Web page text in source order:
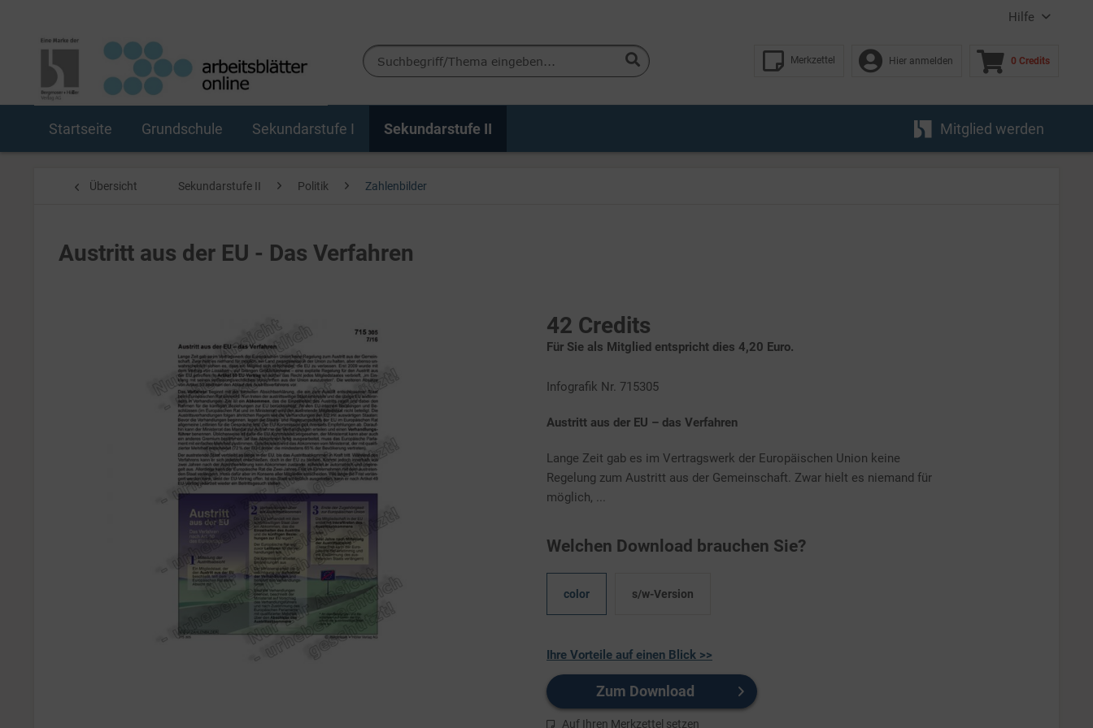
Hilfe
Merkzettel Hier anmelden 0 Credits
Startseite Grundschule Sekundarstufe I Sekundarstufe II Mitglied werden
Übersicht Sekundarstufe II Politik Zahlenbilder
Austritt aus der EU - Das Verfahren
42 Credits
Für Sie als Mitglied entspricht dies 4,20 Euro.
Infografik Nr. 715305
Austritt aus der EU – das Verfahren
Lange Zeit gab es im Vertragswerk der Europäischen Union keine
Regelung zum Austritt aus der Gemeinschaft. Zwar hielt es niemand für
möglich, ...
Welchen Download brauchen Sie?
color s/w-Version
Ihre Vorteile auf einen Blick >>
Zum Download
Auf Ihren Merkzettel setzen